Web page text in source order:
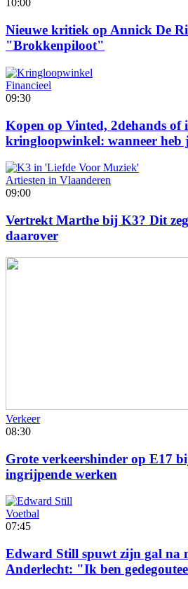
10:00
Nieuwe kritiek op Annick De
"Brokkenpiloot"
Financieel
09:30
Kopen op Vinted, 2dehands of
kringloopwinkel: wanneer heb
Artiesten in Vlaanderen
09:00
Vertrekt Marthe bij K3? Dit
daarover
Verkeer
08:30
Grote verkeershinder op E17
ingrijpende werken
Voetbal
07:45
Edward Still spuwt zijn gal na
Anderlecht: "Ik ben